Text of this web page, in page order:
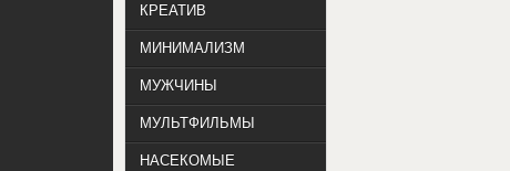
КРЕАТИВ
МИНИМАЛИЗМ
МУЖЧИНЫ
МУЛЬТФИЛЬМЫ
НАСЕКОМЫЕ